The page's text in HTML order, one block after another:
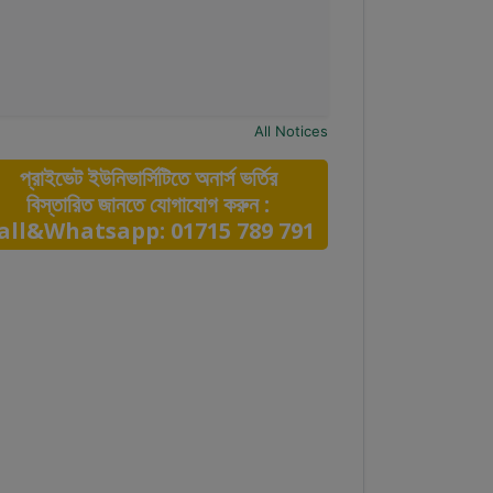
All Notices
প্রাইভেট ইউনিভার্সিটিতে অনার্স ভর্তির
বিস্তারিত জানতে যোগাযোগ করুন :
01715 789 791